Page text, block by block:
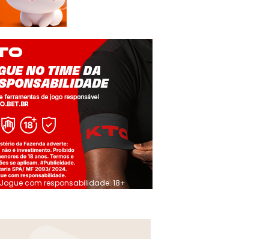
Jogue com responsabilidade. 18+